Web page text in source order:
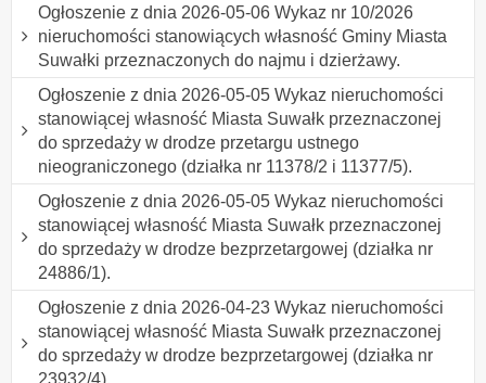
Ogłoszenie z dnia 2026-05-06 Wykaz nr 10/2026
nieruchomości stanowiących własność Gminy Miasta
Suwałki przeznaczonych do najmu i dzierżawy.
Ogłoszenie z dnia 2026-05-05 Wykaz nieruchomości
stanowiącej własność Miasta Suwałk przeznaczonej
do sprzedaży w drodze przetargu ustnego
nieograniczonego (działka nr 11378/2 i 11377/5).
Ogłoszenie z dnia 2026-05-05 Wykaz nieruchomości
stanowiącej własność Miasta Suwałk przeznaczonej
do sprzedaży w drodze bezprzetargowej (działka nr
24886/1).
Ogłoszenie z dnia 2026-04-23 Wykaz nieruchomości
stanowiącej własność Miasta Suwałk przeznaczonej
do sprzedaży w drodze bezprzetargowej (działka nr
23932/4).